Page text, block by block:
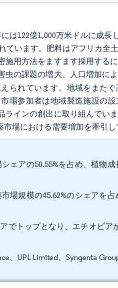
は122億1,000万米ドルに成長
ています。肥料はアフリカ全
施用方法をますます採用する
虫の課題の増大、人口増加に
られています。地域をまた
場参加者は地域製造施設の
インの創出に取り組んでい
場における需要増加を牽引し
ェアの50.55%を占め、植物
場規模の45.62%のシェアを
でトップとなり、エチオピア
、UPL Limited、Syngenta